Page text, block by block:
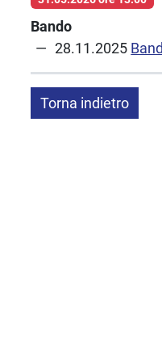
Bando
28.11.2025
Torna indietro